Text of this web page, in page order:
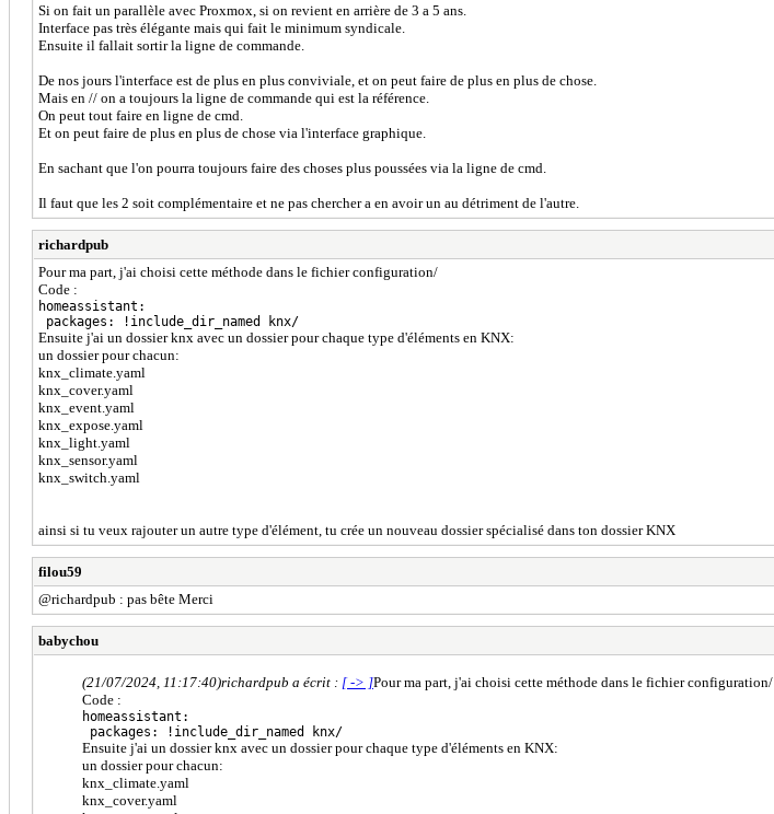
Si on fait un parallèle avec Proxmox, si on revient en arrière de 3 a 5 ans.
Interface pas très élégante mais qui fait le minimum syndicale.
Ensuite il fallait sortir la ligne de commande.
De nos jours l'interface est de plus en plus conviviale, et on peut faire de plus en plus de chose.
Mais en // on a toujours la ligne de commande qui est la référence.
On peut tout faire en ligne de cmd.
Et on peut faire de plus en plus de chose via l'interface graphique.
En sachant que l'on pourra toujours faire des choses plus poussées via la ligne de cmd.
Il faut que les 2 soit complémentaire et ne pas chercher a en avoir un au détriment de l'autre.
richardpub
Pour ma part, j'ai choisi cette méthode dans le fichier configuration/
Code :
homeassistant:
packages: !include_dir_named knx/
Ensuite j'ai un dossier knx avec un dossier pour chaque type d'éléments en KNX:
un dossier pour chacun:
knx_climate.yaml
knx_cover.yaml
knx_event.yaml
knx_expose.yaml
knx_light.yaml
knx_sensor.yaml
knx_switch.yaml
ainsi si tu veux rajouter un autre type d'élément, tu crée un nouveau dossier spécialisé dans ton dossier KNX
filou59
@richardpub : pas bête Merci
babychou
(21/07/2024, 11:17:40)richardpub a écrit : [ -> ]Pour ma part, j'ai choisi cette méthode dans le fichier configuration/
Code :
homeassistant:
packages: !include_dir_named knx/
Ensuite j'ai un dossier knx avec un dossier pour chaque type d'éléments en KNX:
un dossier pour chacun:
knx_climate.yaml
knx_cover.yaml